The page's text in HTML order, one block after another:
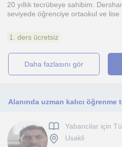
20 yıllık tecrübeye sahibim.
seviyede öğrenciye ortaokul ve lise
1. ders ücretsiz
daha fazlasını gör
Yabancilar için
Usakli